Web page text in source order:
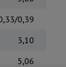
0,39
3,10
5,06